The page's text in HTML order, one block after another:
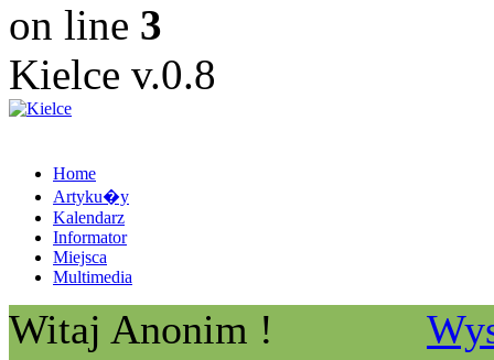
on line 3
Kielce v.0.8
Home
Artyku�y
Kalendarz
Informator
Miejsca
Multimedia
Witaj Anonim !